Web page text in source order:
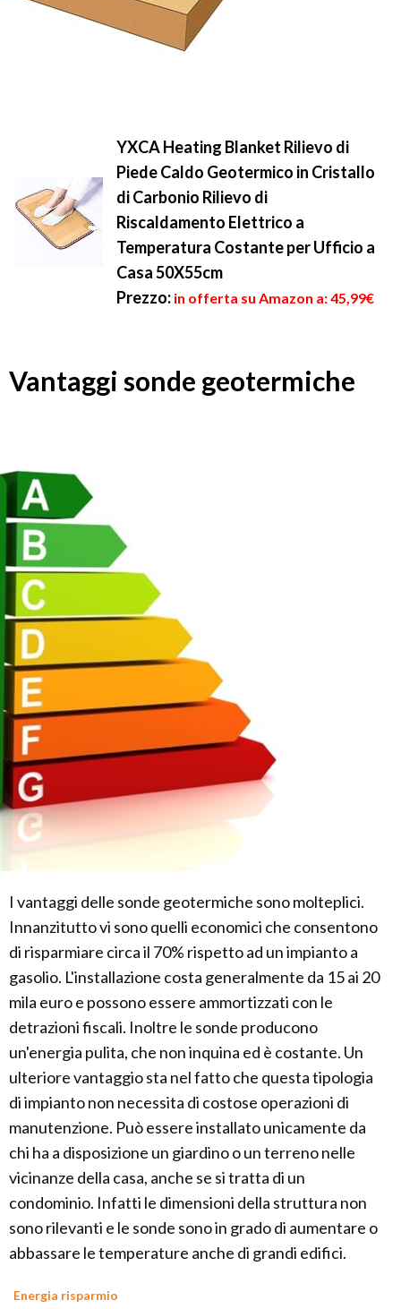
YXCA Heating Blanket Rilievo di
Piede Caldo Geotermico in Cristallo
di Carbonio Rilievo di
Riscaldamento Elettrico a
Temperatura Costante per Ufficio a
Casa 50X55cm
Prezzo: in offerta su Amazon a: 45,99€
Vantaggi sonde geotermiche
I vantaggi delle sonde geotermiche sono molteplici.
Innanzitutto vi sono quelli economici che consentono
di risparmiare circa il 70% rispetto ad un impianto a
gasolio. L'installazione costa generalmente da 15 ai 20
mila euro e possono essere ammortizzati con le
detrazioni fiscali. Inoltre le sonde producono
un'energia pulita, che non inquina ed è costante. Un
ulteriore vantaggio sta nel fatto che questa tipologia
di impianto non necessita di costose operazioni di
manutenzione. Può essere installato unicamente da
chi ha a disposizione un giardino o un terreno nelle
vicinanze della casa, anche se si tratta di un
condominio. Infatti le dimensioni della struttura non
sono rilevanti e le sonde sono in grado di aumentare o
abbassare le temperature anche di grandi edifici.
Energia risparmio